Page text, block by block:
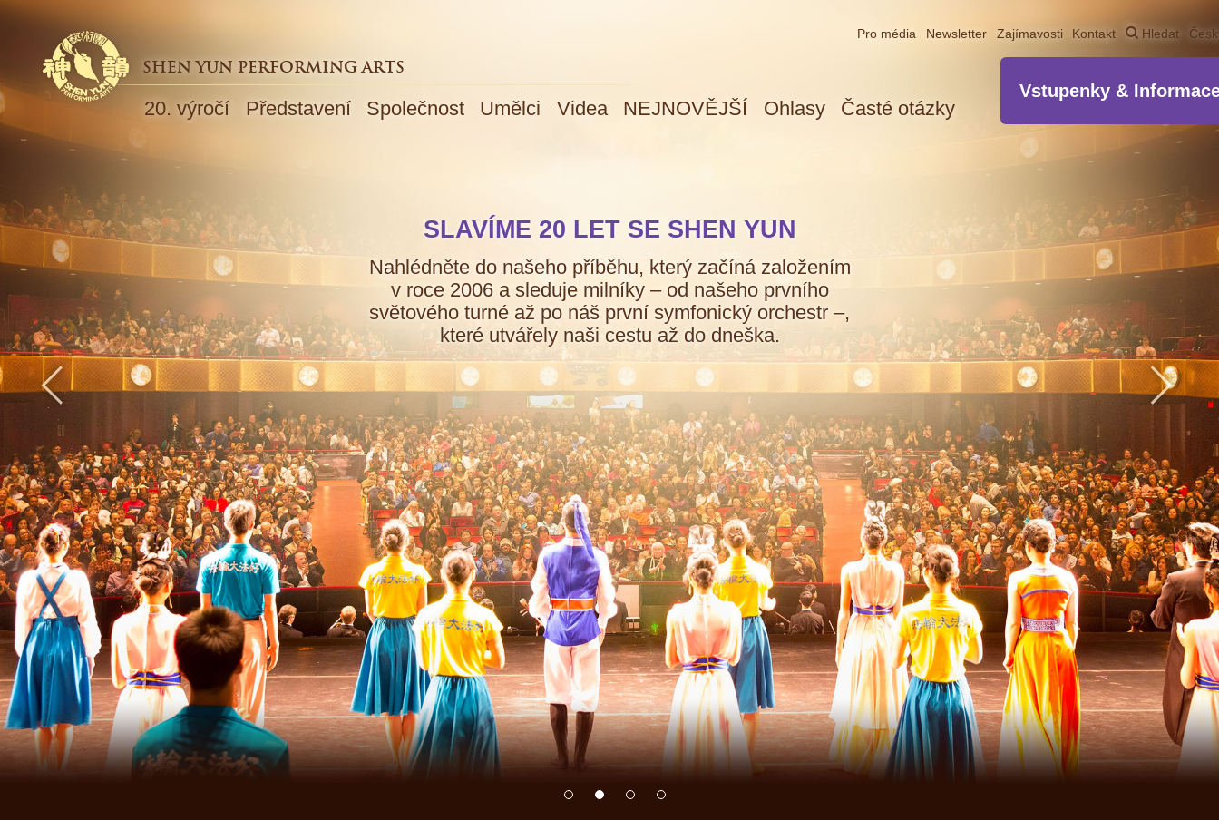
SHEN YUN PERFORMING ARTS
20. výročí Představení Společnost Umělci Videa NEJNOVĚJŠÍ Ohlasy Časté otázky
Pro média Newsletter Zajímavosti Kontakt Hledat
Vstupenky &
SHEN YUN
SLAVÍME 20 LET SE SHEN YUN
Nahlédněte do našeho příběhu, který začíná založením
v roce 2006 a sleduje milníky – od našeho prvního
světového turné až po náš první symfonický orchestr –,
které utvářely naši cestu až do dneška.
NOVINKY
Fotografie z turné: Od pobřeží k
pobřeží, napříč kontinenty
Shen Yun završil světové turné k 20.
výročí svého založení
NOVINKY
Umělci souboru Shen Yun se zúčastnili
premiéry dokumentárního filmu
„UNBROKEN“
TISKOVÉ ZPRÁVY
Nový oceňovaný dokumentární film:
„UNBROKEN: Neznámý příběh Shen
Yun“
Nová streamovací platforma od Shen Yun
Zhlédněte exkluzivní obsah a originální díla